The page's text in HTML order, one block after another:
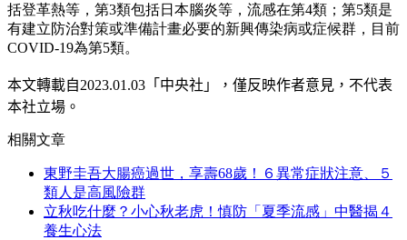
括登革熱等，第3類包括日本腦炎等，流感在第4類；第5類是
有建立防治對策或準備計畫必要的新興傳染病或症候群，目前
COVID-19為第5類。
本文轉載自2023.01.03 「中央社」
，僅反映作者意見，不代表
本社立場。
相關文章
東野圭吾大腸癌過世，享壽68歲！６異常症狀注意、５
類人是高風險群
立秋吃什麼？小心秋老虎！慎防「夏季流感」中醫揭４
養生心法